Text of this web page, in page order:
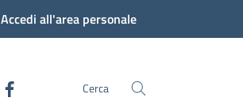
Accedi all'area personale
Cerca